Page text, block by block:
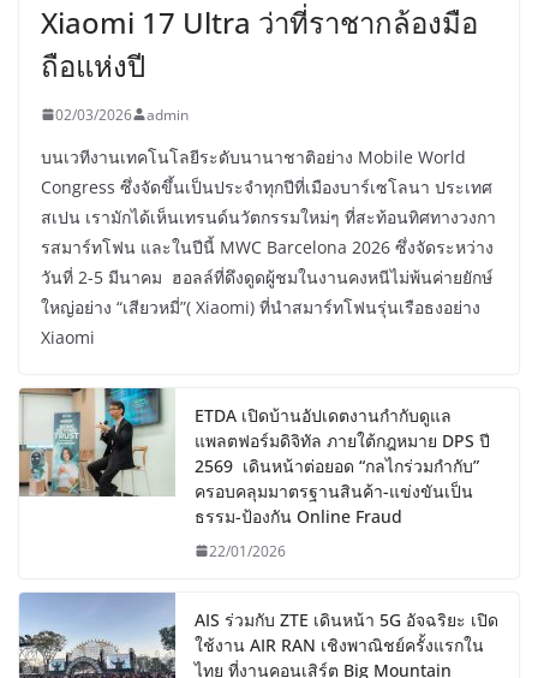
Xiaomi 17 Ultra ว่าที่ราชากล้องมือ
ถือแห่งปี
02/03/2026 admin
บนเวทีงานเทคโนโลยีระดับนานาชาติอย่าง Mobile World
Congress ซึ่งจัดขึ้นเป็นประจำทุกปีที่เมืองบาร์เซโลนา ประเทศ
สเปน เรามักได้เห็นเทรนด์นวัตกรรมใหม่ๆ ที่สะท้อนทิศทางวงกา
รสมาร์ทโฟน และในปีนี้ MWC Barcelona 2026 ซึ่งจัดระหว่าง
วันที่ 2-5 มีนาคม ฮอลล์ที่ดึงดูดผู้ชมในงานคงหนีไม่พ้นค่ายยักษ์
ใหญ่อย่าง “เสียวหมี่”( Xiaomi) ที่นำสมาร์ทโฟนรุ่นเรือธงอย่าง
Xiaomi
ETDA เปิดบ้านอัปเดตงานกำกับดูแล
แพลตฟอร์มดิจิทัล ภายใต้กฎหมาย DPS ปี
2569 เดินหน้าต่อยอด “กลไกร่วมกำกับ”
ครอบคลุมมาตรฐานสินค้า-แข่งขันเป็น
ธรรม-ป้องกัน Online Fraud
22/01/2026
AIS ร่วมกับ ZTE เดินหน้า 5G อัจฉริยะ เปิด
ใช้งาน AIR RAN เชิงพาณิชย์ครั้งแรกใน
ไทย ที่งานคอนเสิร์ต Big Mountain